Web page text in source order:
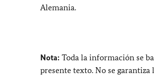
Alemania.
Nota: Toda la información se
presente texto. No se